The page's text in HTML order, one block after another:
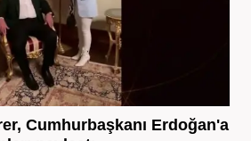
Cumhurbaşkanı Erdoğan'a